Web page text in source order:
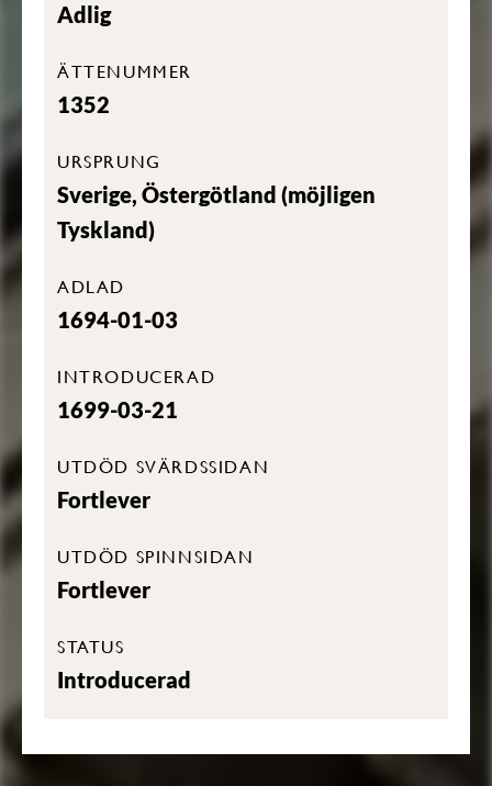
Adlig
ÄTTENUMMER
1352
URSPRUNG
Sverige, Östergötland (möjligen
Tyskland)
ADLAD
1694-01-03
INTRODUCERAD
1699-03-21
UTDÖD SVÄRDSSIDAN
Fortlever
UTDÖD SPINNSIDAN
Fortlever
STATUS
Introducerad